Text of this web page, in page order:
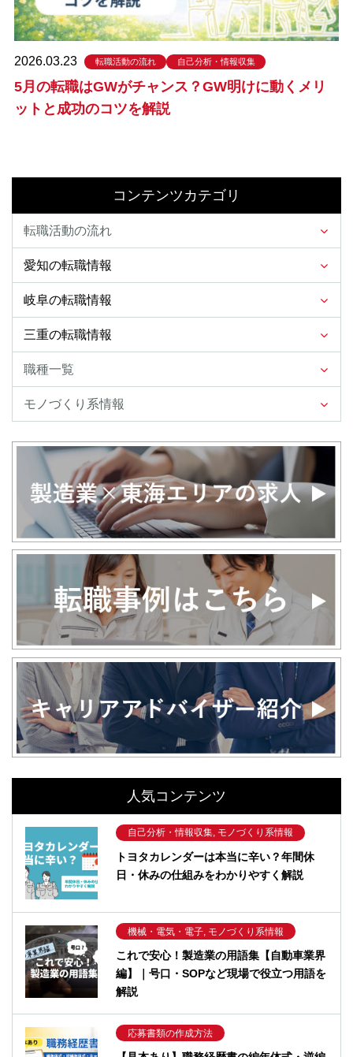
2026.03.23 転職活動の流れ 自己分析・情報収集
5月の転職はGWがチャンス？GW明けに動くメリ
ットと成功のコツを解説
コンテンツカテゴリ
転職活動の流れ
愛知の転職情報
岐阜の転職情報
三重の転職情報
職種一覧
モノづくり系情報
人気コンテンツ
自己分析・情報収集, モノづくり系情報
トヨタカレンダーは本当に辛い？年間休
日・休みの仕組みをわかりやすく解説
機械・電気・電子, モノづくり系情報
これで安心！製造業の用語集【自動車業界
編】｜号口・SOPなど現場で役立つ用語を
解説
応募書類の作成方法